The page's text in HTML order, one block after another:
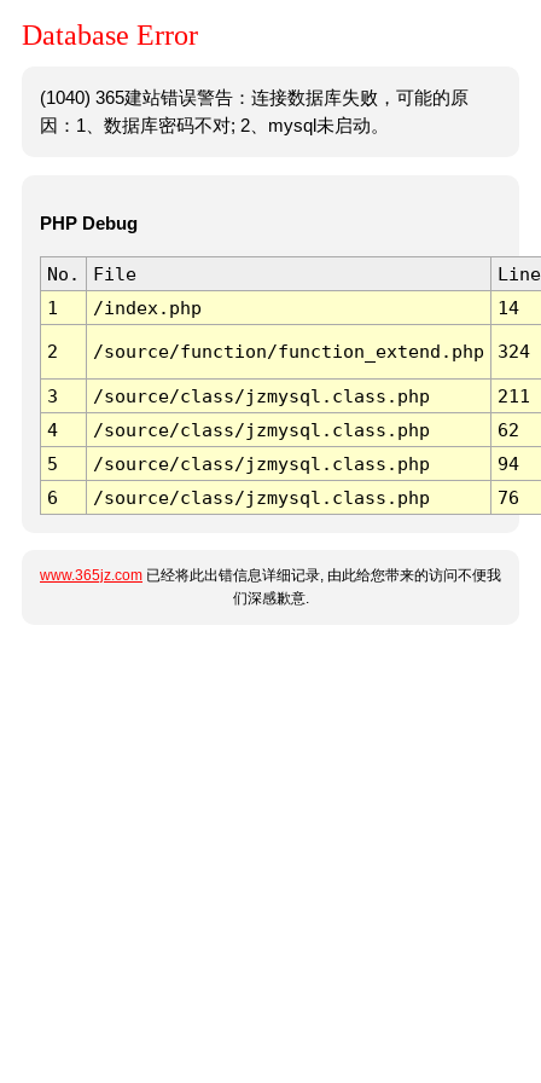
Database Error
(1040) 365建站错误警告：连接数据库失败，可能的原
因：1、数据库密码不对; 2、mysql未启动。
PHP Debug
No. File
Line
1
/index.php 14
2 /source/function/function_extend.php 324
3 /source/class/jzmysql.class.php
211
4
/source/class/jzmysql.class.php
62
5
/source/class/jzmysql.class.php
94
6
/source/class/jzmysql.class.php 76
www.365jz.com 已经将此出错信息详细记录, 由此给您带来的访问不便我
们深感歉意.